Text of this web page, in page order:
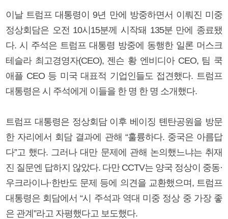
이날 트럼프 대통령이 9년 만에 방중하면서 이뤄진 미중
정상회담은 오전 10시15분께 시작돼 135분 만에 종료됐
다. 시 주석은 트럼프 대통령 방중에 동행한 일론 머스크
테슬라 최고경영자(CEO), 젠슨 황 엔비디아 CEO, 팀 쿡
애플 CEO 등 미국 대표적 기업인들도 접견했다. 트럼프
대통령은 시 주석에게 이들을 한 명 한 명 소개했다.
트럼프 대통령은 정상회담 이후 베이징 톈탄공원을 방문
한 자리에서 회담 결과에 관해 “훌륭하다. 중국은 아름답
다”고 했다. 그러나 대만 문제에 관해 논의했느냐는 취재
진 질문엔 답하지 않았다. 다만 CCTV는 양국 정상이 중동·
우크라이나·한반도 문제 등에 의견을 교환했으며, 트럼프
대통령은 회담에서 “시 주석과 역대 미중 정상 중 가장 좋
은 관계”라고 자평했다고 보도했다.